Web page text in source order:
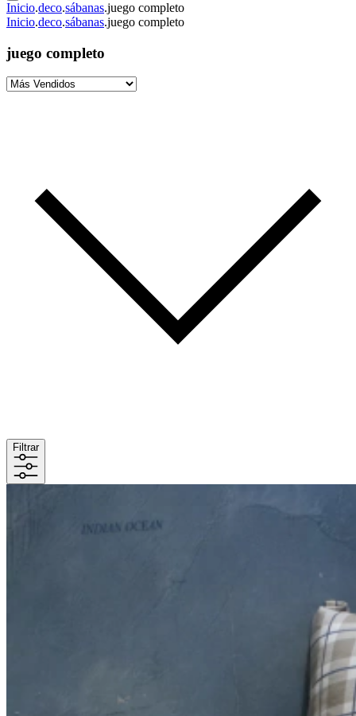
Inicio.deco.sábanas.juego completo
Inicio.deco.sábanas.juego completo
juego completo
Filtrar